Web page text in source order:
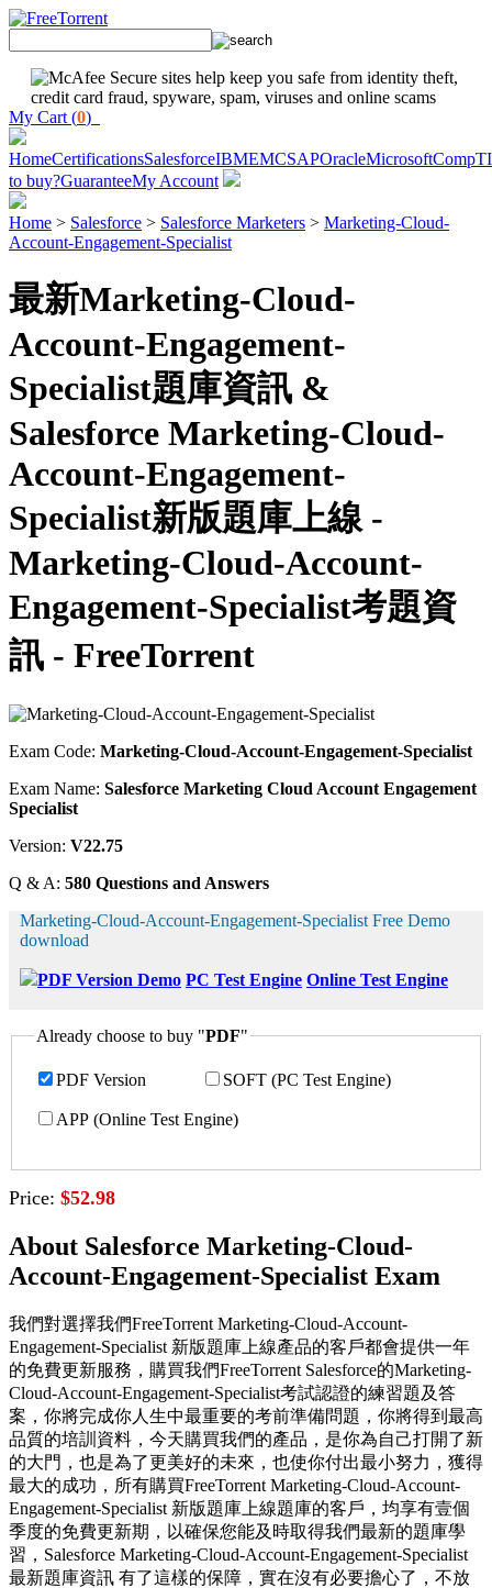
My Cart (0)
HomeCertificationsSalesforceIBMEMCSAPOracleMicrosoft
to buy?GuaranteeMy Account
Home > Salesforce > Salesforce Marketers > Marketing-Cloud-
Account-Engagement-Specialist
最新Marketing-Cloud-
Account-Engagement-
Specialist題庫資訊 &
Salesforce Marketing-Cloud-
Account-Engagement-
Specialist新版題庫上線 -
Marketing-Cloud-Account-
Engagement-Specialist考題資
訊 - FreeTorrent
Exam Code: Marketing-Cloud-Account-Engagement-Specialist
Exam Name: Salesforce Marketing Cloud Account Engagement
Specialist
Version: V22.75
Q & A: 580 Questions and Answers
Marketing-Cloud-Account-Engagement-Specialist Free Demo
download
PDF Version Demo PC Test Engine Online Test Engine
Already choose to buy "PDF"
PDF Version SOFT (PC Test Engine)
APP (Online Test Engine)
Price: $52.98
About Salesforce Marketing-Cloud-
Account-Engagement-Specialist Exam
我們對選擇我們FreeTorrent Marketing-Cloud-Account-
Engagement-Specialist 新版題庫上線產品的客戶都會提供一年
的免費更新服務，購買我們FreeTorrent Salesforce的Marketing-
Cloud-Account-Engagement-Specialist考試認證的練習題及答
案，你將完成你人生中最重要的考前準備問題，你將得到最高
品質的培訓資料，今天購買我們的產品，是你為自己打開了新
的大門，也是為了更美好的未來，也使你付出最小努力，獲得
最大的成功，所有購買FreeTorrent Marketing-Cloud-Account-
Engagement-Specialist 新版題庫上線題庫的客戶，均享有壹個
季度的免費更新期，以確保您能及時取得我們最新的題庫學
習，Salesforce Marketing-Cloud-Account-Engagement-Specialist
最新題庫資訊 有了這樣的保障，實在沒有必要擔心了，不放